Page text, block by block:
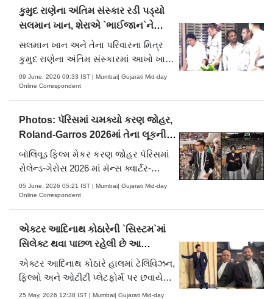
સુધી મર્યાદિત હતા. જોકે, તાજેતરના વર્ષોમાં
OTT પ્લેટફોર્મના વિસ્તરણ .....
કુમુદ રાણેના અંતિમ સંસ્કાર રડી પડ્યો
સલમાન ખાન, શેરાએ `ભાઈજાન`ને
સાંત્વના આપી
સલમાન ખાન અને તેના પરિવારના મિત્ર
કુમુદ રાણેના અંતિમ સંસ્કારમાં આખો ખાન
પરિવાર હાજર હતો. આ કાર્યક્રમમાંથી
બહાર આવેલા વીડિયો અને તસવીરોમાં
સલમાન ખાન સ્પષ્ટપણે એકદમ ભાવુક
દેખાઈ રહ્યો છે. સલમાન ભારે સુરક્ષા અને
નજીકના મિત્રો સાથે અંતિમ સંસ્કાર સ્થળે
09 June, 2026 09:33 IST | Mumbai| Gujarati Mid-day
Online Correspondent
Photos: પૅરિસમાં ચમક્યો કરણ જોહર,
Roland-Garros 2026માં તેના લૂકની
ચર્ચા
બૉલિવૂડ ફિલ્મ મેકર કરણ જોહર પૅરિસમાં
રોલેન્ડ-ગેરોસ 2026 માં મૅન્સ ક્વાર્ટર-
ફાઇનલ મૅચમાં હાજરી આપી હતી. આ
વર્ષની શરૂઆતમાં, કરણ જોહરે એક મુખ્ય
વર્લ્ડ ફૅશન અને સાંસ્કૃતિક કાર્યક્રમમાં
ભારતીય ફિલ્મ ઉદ્યોગનું પ્રતિનિધિત્વ કર્યું
હતું.
05 June, 2026 05:21 IST | Mumbai| Gujarati Mid-day
Online Correspondent
એક્ટર આદિનાથ કોઠારેની `સિસ્ટમ`માં
સિલેક્ટ થવા પાછળ રહેલી છે આ
ઇન્ટરેસ્ટિંગ ઘટના
એક્ટર આદિનાથ કોઠારે હાલમાં ટેલિવિઝન,
ફિલ્મો અને ઓટીટી પ્લેટફોર્મ પર છવાયેલો
રહે છે. જબરદસ્ત પાત્રો ભજવીને આદિનાથ
25 May, 2026 12:38 IST | Mumbai| Gujarati Mid-day